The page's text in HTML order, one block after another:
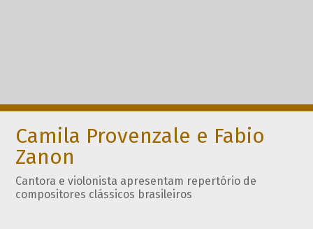
Camila Provenzale e Fabio
Zanon
Cantora e violonista apresentam repertório de
compositores clássicos brasileiros